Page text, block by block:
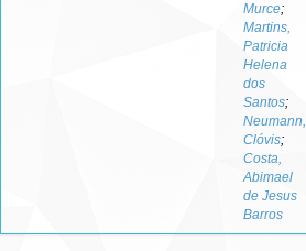
Murce;
Martins,
Patricia
Helena
dos
Santos;
Neumann,
Clóvis;
Costa,
Abimael
de Jesus
Barros